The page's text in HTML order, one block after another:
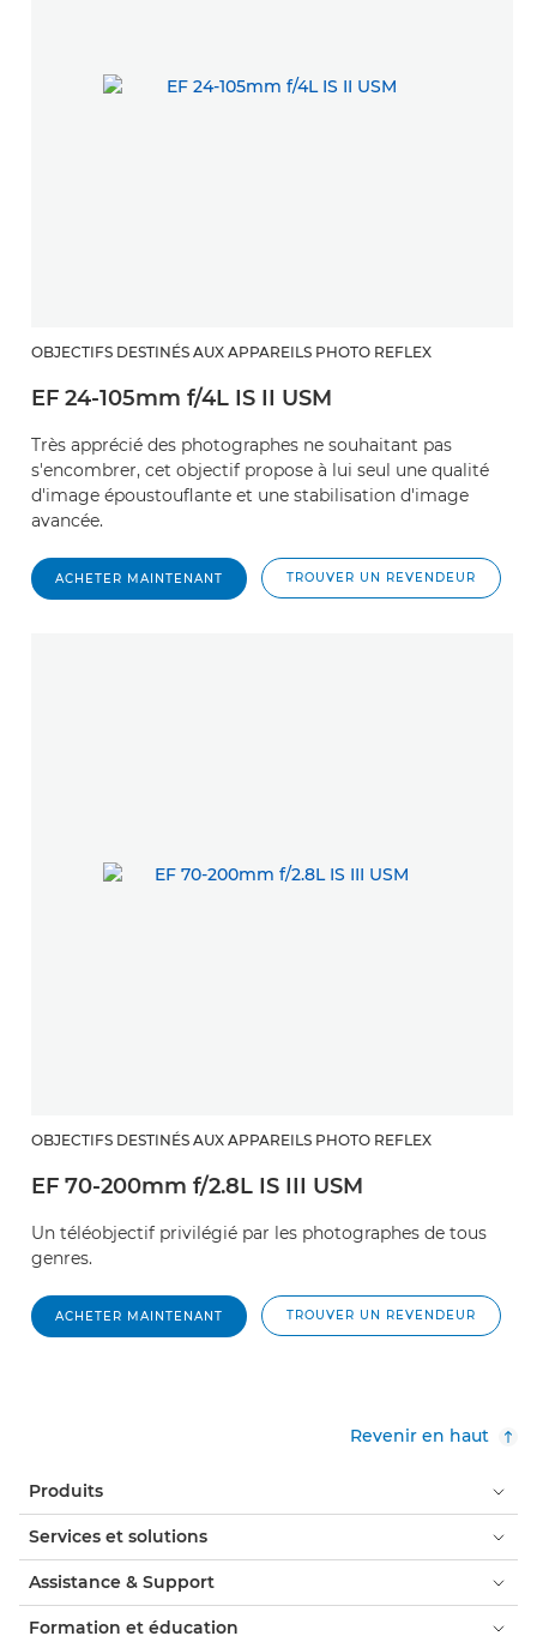
OBJECTIFS DESTINÉS AUX APPAREILS PHOTO REFLEX
EF 24-105mm f/4L IS II USM
Très apprécié des photographes ne souhaitant pas
s'encombrer, cet objectif propose à lui seul une qualité
d'image époustouflante et une stabilisation d'image
avancée.
ACHETER MAINTENANT TROUVER UN REVENDEUR
OBJECTIFS DESTINÉS AUX APPAREILS PHOTO REFLEX
EF 70-200mm f/2.8L IS III USM
Un téléobjectif privilégié par les photographes de tous
genres.
ACHETER MAINTENANT TROUVER UN REVENDEUR
Revenir en haut
Produits
Services et solutions
Assistance & Support
Formation et éducation